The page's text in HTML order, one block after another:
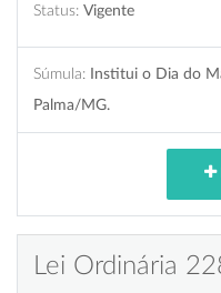
Status: Vigente
Súmula: Institui o Dia do
Palma/MG.
Lei Ordinária